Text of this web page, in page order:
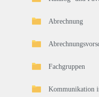
Abrechnung
Fachgruppen
Kommunikation